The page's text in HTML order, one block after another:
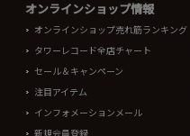
オンラインショップ情報
オンラインショップ売れ筋ランキング
タワーレコード全店チャート
セール＆キャンペーン
注目アイテム
インフォメーションメール
新規会員登録